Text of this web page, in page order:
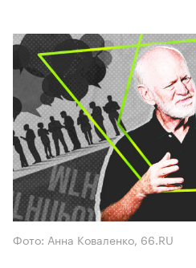
Фото: Анна Коваленко, 66.RU